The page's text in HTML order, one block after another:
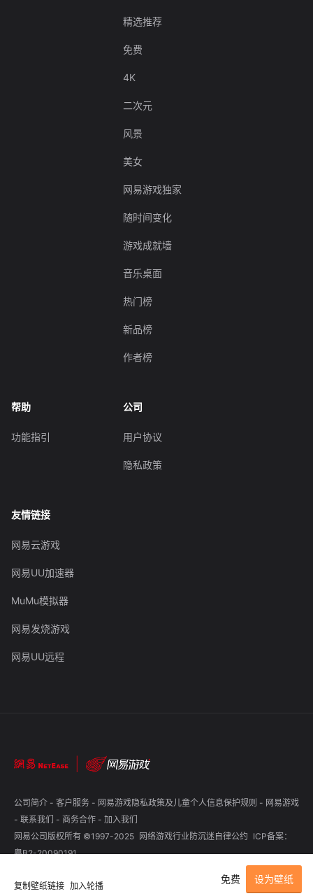
复制壁纸链接 加入轮播
免费 设为壁纸
精选推荐
免费
4K
二次元
风景
美女
网易游戏独家
随时间变化
游戏成就墙
音乐桌面
热门榜
新品榜
作者榜
帮助
功能指引
公司
用户协议
隐私政策
友情链接
网易云游戏
网易UU加速器
MuMu模拟器
网易发烧游戏
网易UU远程
公司简介 - 客户服务 - 网易游戏隐私政策及儿童个人信息保护规则 - 网易游戏
- 联系我们 - 商务合作 - 加入我们
网易公司版权所有 ©1997-2025 网络游戏行业防沉迷自律公约 ICP备案：
粤B2-20090191